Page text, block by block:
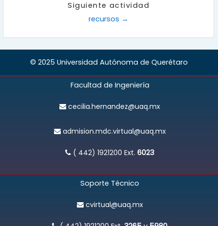
Siguiente actividad
recursos →
© 2025 Universidad Autónoma de Querétaro
Facultad de Ingeniería
cecilia.hernandez@uaq.mx
admision.mdc.virtual@uaq.mx
( 442) 1921200Ext.6023
Soporte Técnico
cvirtual@uaq.mx